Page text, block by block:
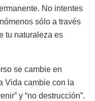
No intentes
sólo a través
tu naturaleza es
se cambie en
Vida cambie con la
y “no destrucción”.